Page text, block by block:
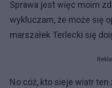
Sprawa jest więc moim
wykluczam, że może się
marszałek Terlecki się
No cóż, kto sieje wiatr ten